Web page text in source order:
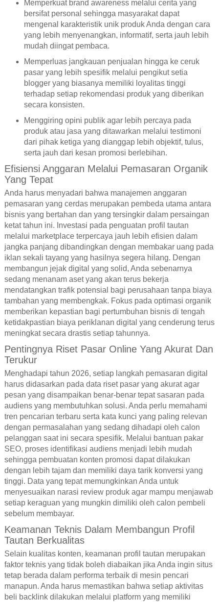
Memperkuat brand awareness melalui cerita yang
bersifat personal sehingga masyarakat dapat
mengenal karakteristik unik produk Anda dengan cara
yang lebih menyenangkan, informatif, serta jauh lebih
mudah diingat pembaca.
Memperluas jangkauan penjualan hingga ke ceruk
pasar yang lebih spesifik melalui pengikut setia
blogger yang biasanya memiliki loyalitas tinggi
terhadap setiap rekomendasi produk yang diberikan
secara konsisten.
Menggiring opini publik agar lebih percaya pada
produk atau jasa yang ditawarkan melalui testimoni
dari pihak ketiga yang dianggap lebih objektif, tulus,
serta jauh dari kesan promosi berlebihan.
Efisiensi Anggaran Melalui Pemasaran Organik
Yang Tepat
Anda harus menyadari bahwa manajemen anggaran
pemasaran yang cerdas merupakan pembeda utama antara
bisnis yang bertahan dan yang tersingkir dalam persaingan
ketat tahun ini. Investasi pada penguatan profil tautan
melalui marketplace terpercaya jauh lebih efisien dalam
jangka panjang dibandingkan dengan membakar uang pada
iklan sekali tayang yang hasilnya segera hilang. Dengan
membangun jejak digital yang solid, Anda sebenarnya
sedang menanam aset yang akan terus bekerja
mendatangkan trafik potensial bagi perusahaan tanpa biaya
tambahan yang membengkak. Fokus pada optimasi organik
memberikan kepastian bagi pertumbuhan bisnis di tengah
ketidakpastian biaya periklanan digital yang cenderung terus
meningkat secara drastis setiap tahunnya.
Pentingnya Riset Pasar Online Yang Akurat Dan
Terukur
Menghadapi tahun 2026, setiap langkah pemasaran digital
harus didasarkan pada data riset pasar yang akurat agar
pesan yang disampaikan benar-benar tepat sasaran pada
audiens yang membutuhkan solusi. Anda perlu memahami
tren pencarian terbaru serta kata kunci yang paling relevan
dengan permasalahan yang sedang dihadapi oleh calon
pelanggan saat ini secara spesifik. Melalui bantuan pakar
SEO, proses identifikasi audiens menjadi lebih mudah
sehingga pembuatan konten promosi dapat dilakukan
dengan lebih tajam dan memiliki daya tarik konversi yang
tinggi. Data yang tepat memungkinkan Anda untuk
menyesuaikan narasi review produk agar mampu menjawab
setiap keraguan yang mungkin dimiliki oleh calon pembeli
sebelum membayar.
Keamanan Teknis Dalam Membangun Profil
Tautan Berkualitas
Selain kualitas konten, keamanan profil tautan merupakan
faktor teknis yang tidak boleh diabaikan jika Anda ingin situs
tetap berada dalam performa terbaik di mesin pencari
manapun. Anda harus memastikan bahwa setiap aktivitas
beli backlink dilakukan melalui platform yang memiliki